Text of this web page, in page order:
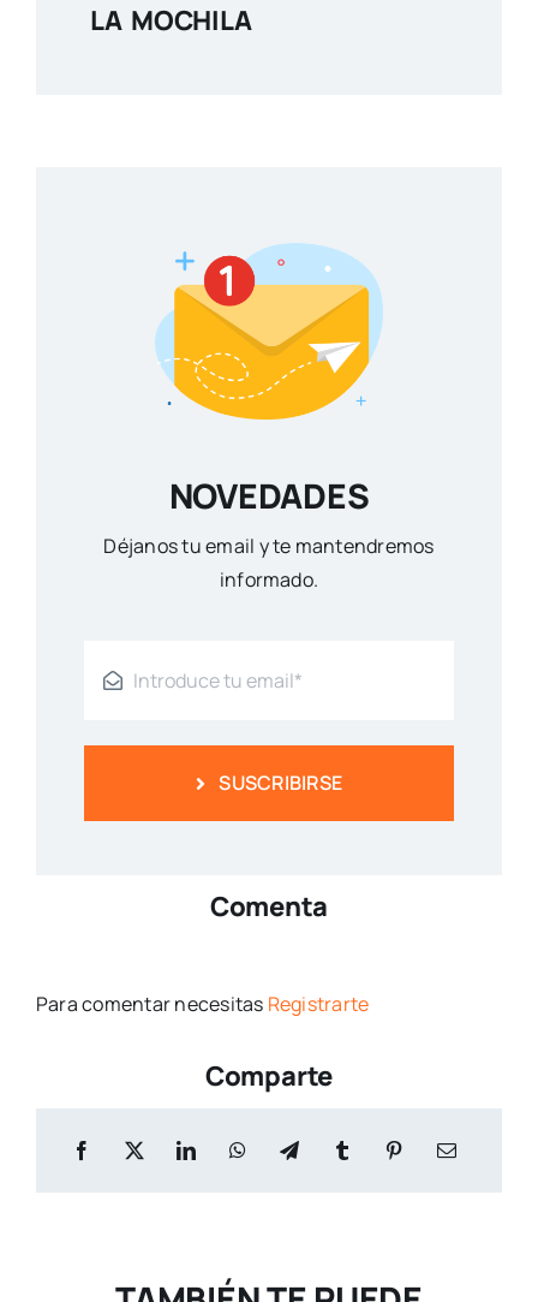
LA MOCHILA
NOVEDADES
Déjanos tu email y te mantendremos
informado.
SUSCRIBIRSE
Comenta
Para comentar necesitas Registrarte
Comparte